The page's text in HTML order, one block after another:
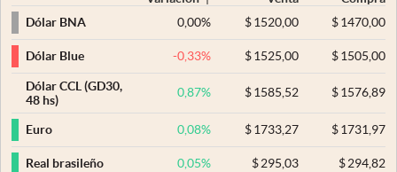
Dólar BNA
0,00% $ 1520,00 $1470,00
Dólar Blue -0,33% $ 1525,00 $1505,00
Dólar CCL (GD30,
48 hs)
0,87% $ 1585,52 $1576,89
Euro 0,08% $ 1733,27 $1731,97
Real brasileño 0,05% $ 295,03 $294,82